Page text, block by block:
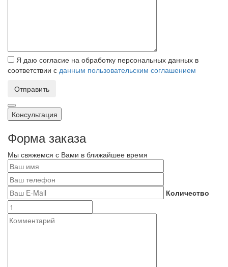
Я даю согласие на обработку персональных данных в
соответствии с данным пользовательским соглашением
Отправить
Консультация
Форма заказа
Мы свяжемся с Вами в ближайшее время
Количество